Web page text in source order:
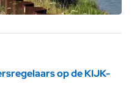
op de KIJK-